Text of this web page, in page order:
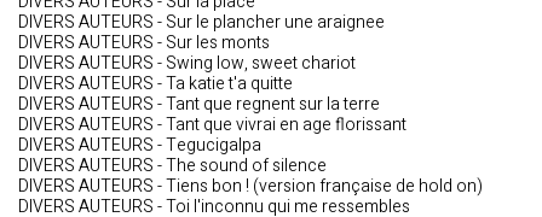
DIVERS AUTEURS - Sur le plancher une araignee
DIVERS AUTEURS - Sur les monts
DIVERS AUTEURS - Swing low, sweet chariot
DIVERS AUTEURS - Ta katie t'a quitte
DIVERS AUTEURS - Tant que regnent sur la terre
DIVERS AUTEURS - Tant que vivrai en age florissant
DIVERS AUTEURS - Tegucigalpa
DIVERS AUTEURS - The sound of silence
DIVERS AUTEURS - Tiens bon ! (version française de hold on)
DIVERS AUTEURS - Toi l'inconnu qui me ressembles